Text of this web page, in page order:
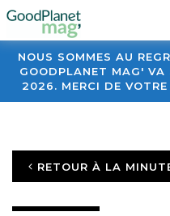
NOUS SOMMES AU
GOODPLANET MAG' VA
2026. MERCI DE
RETOUR À LA